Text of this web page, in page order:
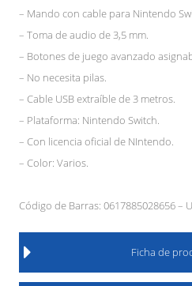
– Mando con cable para Nintendo
– Toma de audio de 3,5 mm.
– Botones de juego avanzado
– No necesita pilas.
– Cable USB extraíble de 3 metros.
– Plataforma: Nintendo Switch.
– Con licencia oficial de NIntendo.
– Color: Varios.
Código de Barras: 0617885028656 –
Ficha de